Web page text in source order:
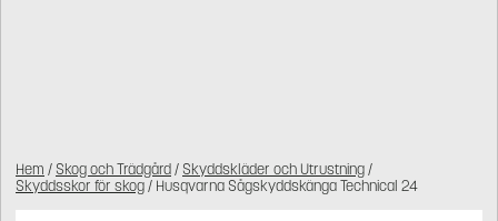
Hem / Skog och Trädgård/ Skyddskläder och Utrustning/
Skyddsskor för skog/ Husqvarna Sågskyddskänga Technical 24